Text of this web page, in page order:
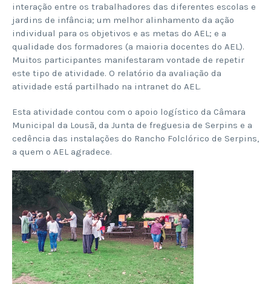
interação entre os trabalhadores das diferentes escolas e
jardins de infância; um melhor alinhamento da ação
individual para os objetivos e as metas do AEL; e a
qualidade dos formadores (a maioria docentes do AEL).
Muitos participantes manifestaram vontade de repetir
este tipo de atividade. O relatório da avaliação da
atividade está partilhado na intranet do AEL.
Esta atividade contou com o apoio logístico da Câmara
Municipal da Lousã, da Junta de freguesia de Serpins e a
cedência das instalações do Rancho Folclórico de Serpins,
a quem o AEL agradece.